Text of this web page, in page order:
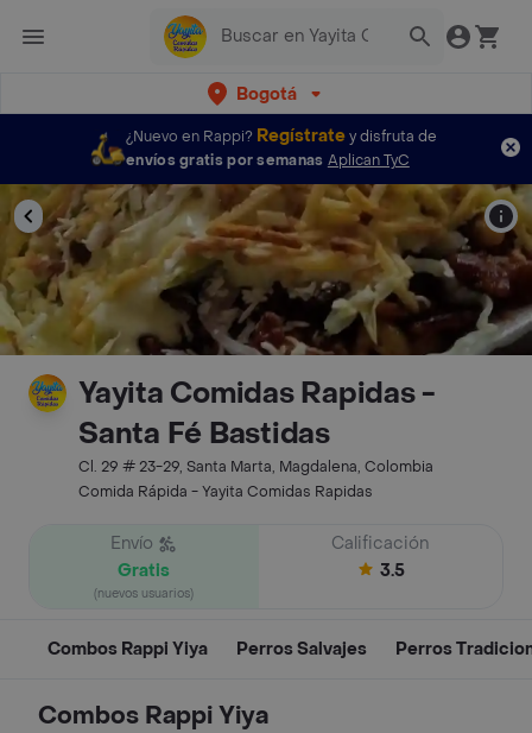
Bogotá
¿Nuevo en Rappi? Regístratey disfruta de
envíos gratis por semanas Aplican TyC
Yayita Comidas Rapidas -
Santa Fé Bastidas
Cl. 29 # 23-29, Santa Marta, Magdalena, Colombia
Comida Rápida - Yayita Comidas Rapidas
Envío
Gratis
(nuevos usuarios)
Calificación
3.5
Combos Rappi Yiya Perros Salvajes Perros
Combos Rappi Yiya